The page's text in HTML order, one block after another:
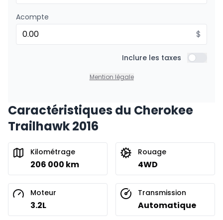
Acompte
$
Inclure les taxes Inclure
Mention légale
Caractéristiques du Cherokee
Trailhawk 2016
Kilométrage
206 000 km
Rouage
4WD
Moteur
3.2L
Transmission
Automatique